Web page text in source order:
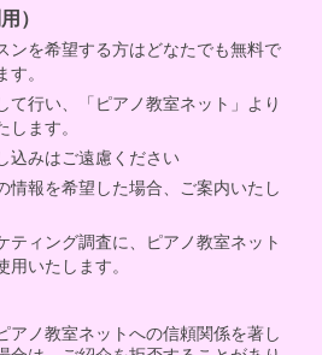
）
ンを希望する方はどなたでも無料で
。
て行い、「ピアノ教室ネット」より
します。
込みはご遠慮ください
情報を希望した場合、ご案内いたし
ティング調査に、ピアノ教室ネット
いたします。
アノ教室ネットへの信頼関係を著し